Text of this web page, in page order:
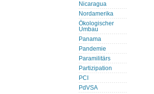
Nicaragua
Nordamerika
Ökologischer
Umbau
Panama
Pandemie
Paramilitärs
Partizipation
PCI
PdVSA